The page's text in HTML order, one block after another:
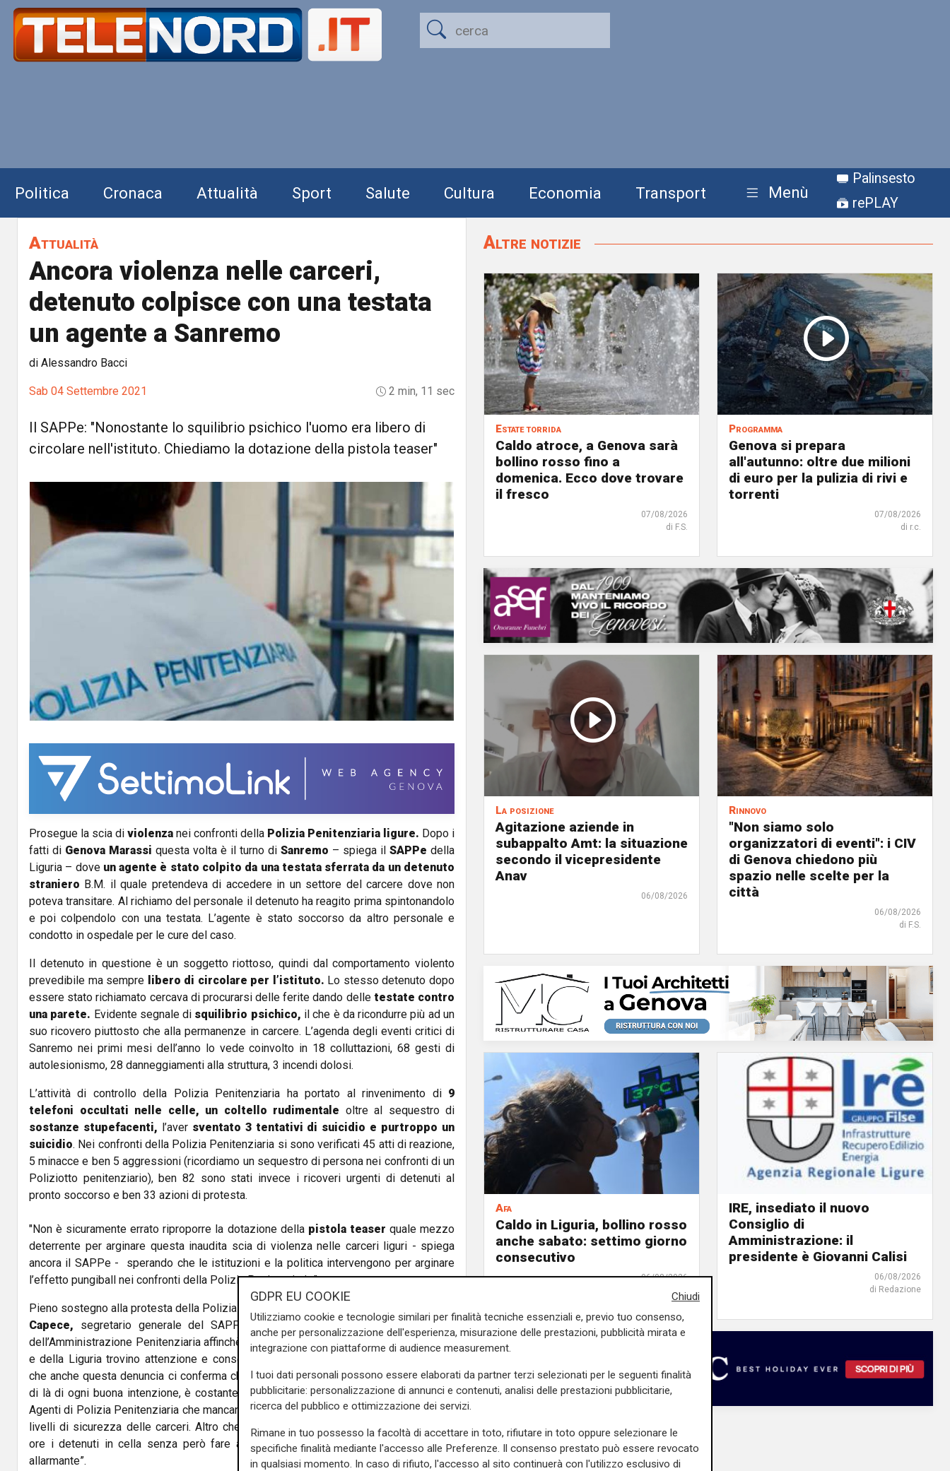
Politica Cronaca Attualità Sport Salute Cultura Economia Transport Menù
Palinsesto
rePLAY
Attualità
Ancora violenza nelle carceri,
detenuto colpisce con una testata
un agente a Sanremo
di Alessandro Bacci
Sab 04 Settembre 2021 2 min, 11 sec
Il SAPPe: "Nonostante lo squilibrio psichico l'uomo era libero di
circolare nell'istituto. Chiediamo la dotazione della pistola teaser"
Prosegue la scia di violenza nei confronti della Polizia Penitenziaria ligure. Dopo i
fatti di Genova Marassi questa volta è il turno di Sanremo – spiega il SAPPe della
Liguria – dove un agente è stato colpito da una testata sferrata da un detenuto
straniero B.M. il quale pretendeva di accedere in un settore del carcere dove non
poteva transitare. Al richiamo del personale il detenuto ha reagito prima spintonandolo
e poi colpendolo con una testata. L’agente è stato soccorso da altro personale e
condotto in ospedale per le cure del caso.
Il detenuto in questione è un soggetto riottoso, quindi dal comportamento violento
prevedibile ma sempre libero di circolare per l’istituto. Lo stesso detenuto dopo
essere stato richiamato cercava di procurarsi delle ferite dando delle testate contro
una parete. Evidente segnale di squilibrio psichico, il che è da ricondurre più ad un
suo ricovero piuttosto che alla permanenze in carcere. L’agenda degli eventi critici di
Sanremo nei primi mesi dell’anno lo vede coinvolto in 18 colluttazioni, 68 gesti di
autolesionismo, 28 danneggiamenti alla struttura, 3 incendi dolosi.
L’attività di controllo della Polizia Penitenziaria ha portato al rinvenimento di 9
telefoni occultati nelle celle, un coltello rudimentale oltre al sequestro di
sostanze stupefacenti, l’aversventato 3 tentativi di suicidio e purtroppo un
suicidio. Nei confronti della Polizia Penitenziaria si sono verificati 45 atti di reazione,
5 minacce e ben 5 aggressioni (ricordiamo un sequestro di persona nei confronti di un
Poliziotto penitenziario), ben 82 sono stati invece i ricoveri urgenti di detenuti al
pronto soccorso e ben 33 azioni di protesta.
"Non è sicuramente errato riproporre la dotazione della pistola teaser quale mezzo
deterrente per arginare questa inaudita scia di violenza nelle carceri liguri - spiega
ancora il SAPPe - sperando che le istituzioni e la politica intervengono per arginare
l’effetto pungiball nei confronti della Polizia Penitenziaria."
Pieno sostegno alla protesta della Polizia Penitenziaria della Liguria arriva da
Capece, segretario generale del SAPPE: “Ci attiveremo presso il Dipartimento
dell’Amministrazione Penitenziaria affinchè le giuste proteste dei colleghi di Sanremo
e della Liguria trovino attenzione e conseguenti provvedimento. Il dato oggettivo è
che anche questa denuncia ci conferma che la tensione che caratterizza le carceri, al
di là di ogni buona intenzione, è costante. Le carceri sono più sicure assumendo gli
Agenti di Polizia Penitenziaria che mancano, finanziando gli interventi per potenziare i
livelli di sicurezza delle carceri. Altro che la vigilanza dinamica, che vorrebbe meno
ore i detenuti in cella senza però fare alcunchè. La situazione nelle carceri resta
allarmante”.
Altre notizie
Estate torrida
Caldo atroce, a Genova sarà
bollino rosso fino a
domenica. Ecco dove trovare
il fresco
07/08/2026
di F.S.
Programma
Genova si prepara
all'autunno: oltre due milioni
di euro per la pulizia di rivi e
torrenti
07/08/2026
di r.c.
La posizione
Agitazione aziende in
subappalto Amt: la situazione
secondo il vicepresidente
Anav
06/08/2026
Rinnovo
"Non siamo solo
organizzatori di eventi": i CIV
di Genova chiedono più
spazio nelle scelte per la
città
06/08/2026
di F.S.
Afa
Caldo in Liguria, bollino rosso
anche sabato: settimo giorno
consecutivo
06/08/2026
di F.S.
IRE, insediato il nuovo
Consiglio di
Amministrazione: il
presidente è Giovanni Calisi
06/08/2026
di Redazione
Chiudi
GDPR EU COOKIE
Utilizziamo cookie e tecnologie similari per finalità tecniche essenziali e, previo tuo consenso,
anche per personalizzazione dell'esperienza, misurazione delle prestazioni, pubblicità mirata e
integrazione con piattaforme di audience measurement.
I tuoi dati personali possono essere elaborati da partner terzi selezionati per le seguenti finalità
pubblicitarie: personalizzazione di annunci e contenuti, analisi delle prestazioni pubblicitarie,
ricerca del pubblico e ottimizzazione dei servizi.
Rimane in tuo possesso la facoltà di accettare in toto, rifiutare in toto oppure selezionare le
specifiche finalità mediante l'accesso alle Preferenze. Il consenso prestato può essere revocato
in qualsiasi momento. In caso di rifiuto, l'accesso al sito continuerà con l'utilizzo esclusivo di